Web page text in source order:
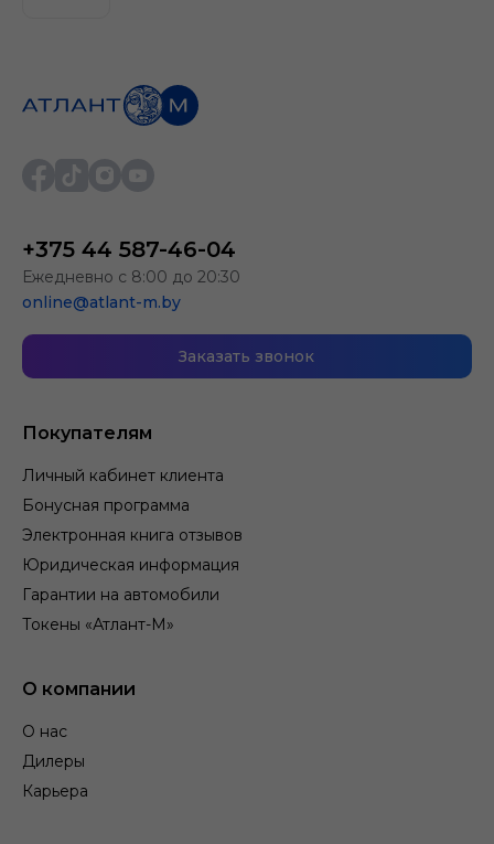
Покупателям
Личный кабинет клиента
Бонусная программа
Электронная книга отзывов
Юридическая информация
Гарантии на автомобили
Токены «Атлант-М»
О компании
О нас
Дилеры
Карьера
+375 44 587-46-04
Ежедневно с 8:00 до 20:30
online@atlant-m.by
Заказать звонок